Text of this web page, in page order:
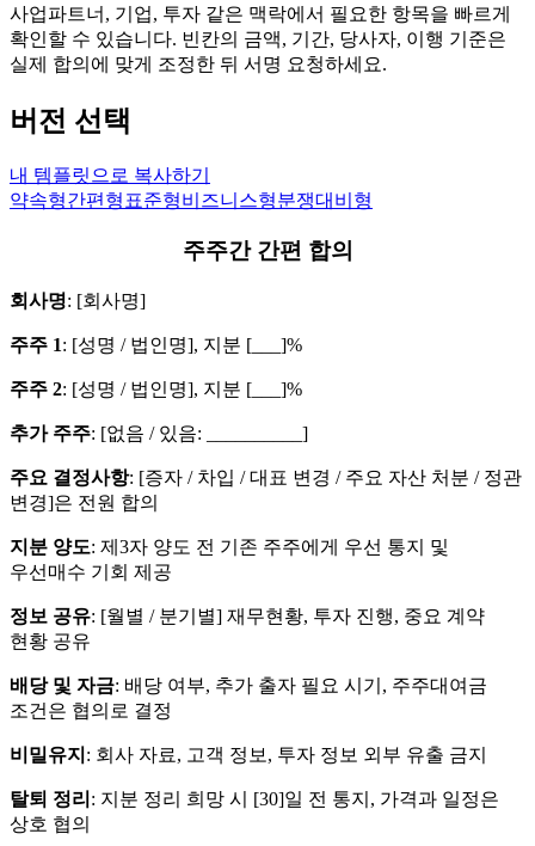
사업파트너, 기업, 투자 같은 맥락에서 필요한 항목을 빠르게
확인할 수 있습니다. 빈칸의 금액, 기간, 당사자, 이행 기준은
실제 합의에 맞게 조정한 뒤 서명 요청하세요.
버전 선택
내 템플릿으로 복사하기
약속형간편형 표준형비즈니스형분쟁대비형
주주간 간편 합의
회사명: [회사명]
주주 1: [성명 / 법인명], 지분 [___]%
주주 2: [성명 / 법인명], 지분 [___]%
추가 주주: [없음 / 있음: __________]
주요 결정사항: [증자 / 차입 / 대표 변경 / 주요 자산 처분 / 정관
변경]은 전원 합의
지분 양도: 제3자 양도 전 기존 주주에게 우선 통지 및
우선매수 기회 제공
정보 공유: [월별 / 분기별] 재무현황, 투자 진행, 중요 계약
현황 공유
배당 및 자금: 배당 여부, 추가 출자 필요 시기, 주주대여금
조건은 협의로 결정
비밀유지 : 회사 자료, 고객 정보, 투자 정보 외부 유출 금지
탈퇴 정리 : 지분 정리 희망 시 [30]일 전 통지, 가격과 일정은
상호 협의